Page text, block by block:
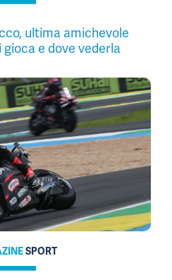
ultima amichevole
gioca e dove vederla
SPORT